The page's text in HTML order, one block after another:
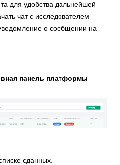
для удобства дальнейшей
чат с исследователем
о сообщении на
панель платформы
сданных.